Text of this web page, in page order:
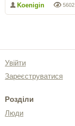
5602
Koenigin
Увійти
Зареєструватися
Розділи
Люди